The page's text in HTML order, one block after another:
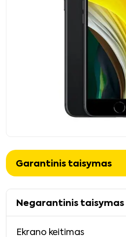
Garantinis taisymas
Negarantinis taisymas
Ekrano keitimas